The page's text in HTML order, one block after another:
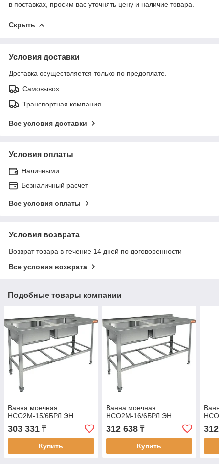
в поставках, просим вас уточнять цену и наличие товара.
Скрыть
Условия доставки
Доставка осуществляется только по предоплате.
Самовывоз
Транспортная компания
Все условия доставки
Условия оплаты
Наличными
Безналичный расчет
Все условия оплаты
Условия возврата
Возврат товара в течение 14 дней по договоренности
Все условия возврата
Подобные товары компании
Ванна моечная
НСО2М-15/6БРЛ ЭН
303 331 ₸
Купить
Ванна моечная
НСО2М-16/6БРЛ ЭН
312 638₸
Купить